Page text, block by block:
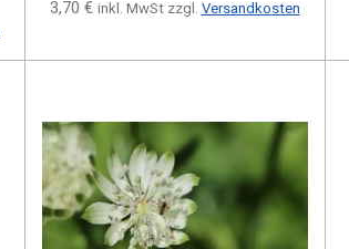
3,70 € inkl. MwSt zzgl. Versandkosten